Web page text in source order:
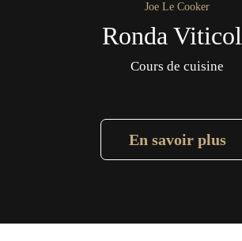
Joe Le Cooker
Ronda
Cours de cuisine
En savoir plus